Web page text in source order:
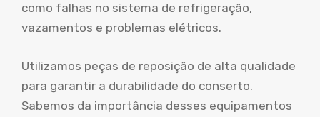
como falhas no sistema de refrigeração,
vazamentos e problemas elétricos.
Utilizamos peças de reposição de alta qualidade
para garantir a durabilidade do conserto.
Sabemos da importância desses equipamentos